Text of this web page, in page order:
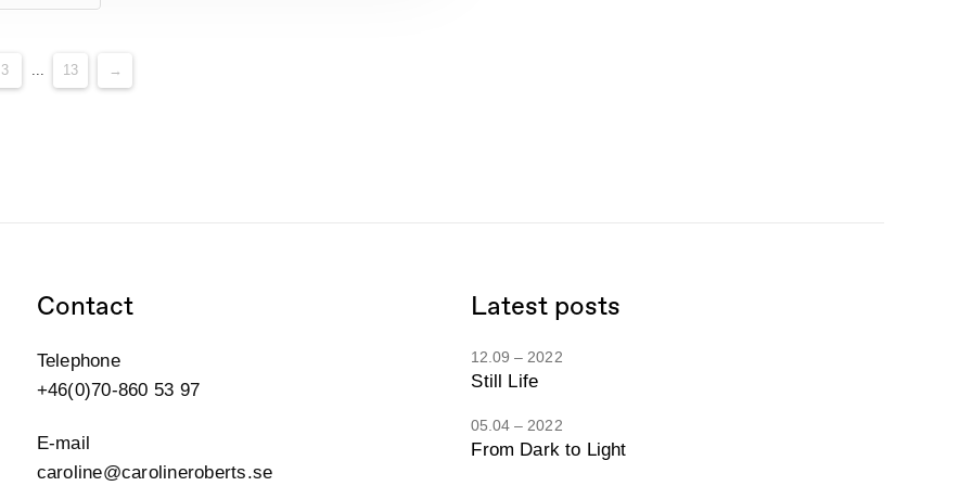
3 ... 13 →
Contact
Telephone
+46(0)70-860 53 97
E-mail
caroline@carolineroberts.se
Latest posts
12.09 – 2022
Still Life
05.04 – 2022
From Dark to Light